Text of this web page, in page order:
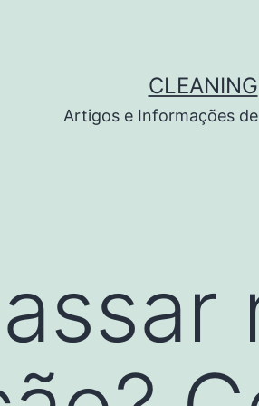
CLEANING
Artigos e Informações